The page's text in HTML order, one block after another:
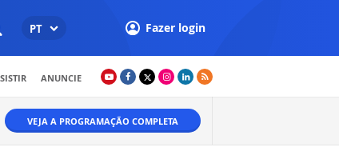
PT Fazer login
ANUNCIE
VEJA A PROGRAMAÇÃO COMPLETA